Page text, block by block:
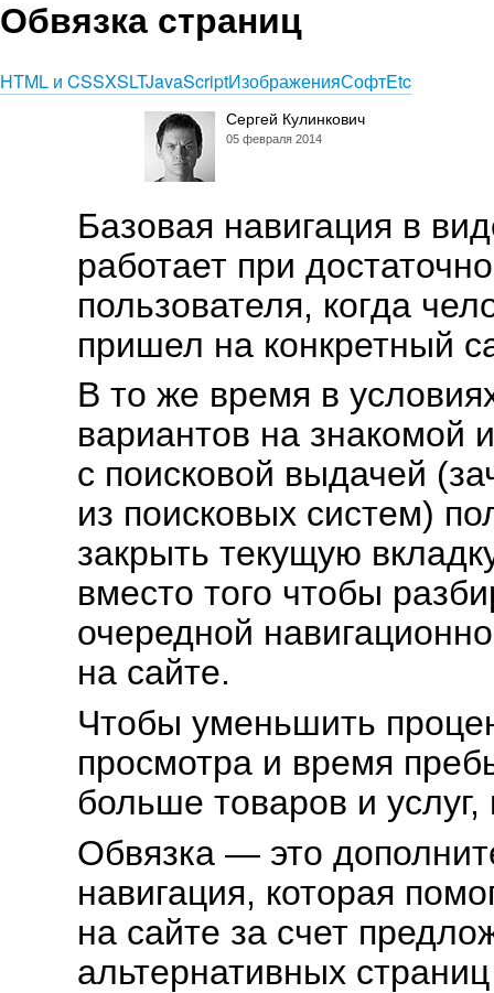
Обвязка страниц
HTML и CSSXSLTJavaScriptИзображенияСофтEtc
Сергей Кулинкович
05 февраля 2014
Базовая навигация в
работает при
пользователя, когда
пришел на конкретный
В то же время в
вариантов на знакомой
с поисковой выдачей
из поисковых систем)
закрыть текущую
вместо того чтобы
очередной
на сайте.
Чтобы уменьшить
просмотра и время
больше товаров и услуг,
Обвязка — это
навигация, которая
на сайте за счет
альтернативных